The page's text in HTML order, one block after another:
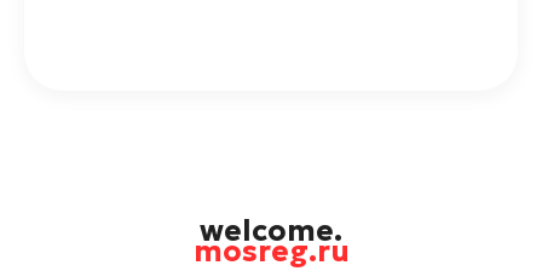
welcome.
mosreg.ru